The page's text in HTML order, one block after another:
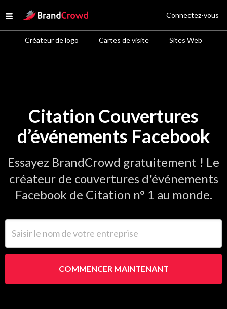
Open menu
Site Logo
Créateur de logo Cartes de visite Sites Web
Connectez-vous
Citation Couvertures
d’événements Facebook
Essayez BrandCrowd gratuitement ! Le
créateur de couvertures d'événements
Facebook de Citation n° 1 au monde.
COMMENCER MAINTENANT